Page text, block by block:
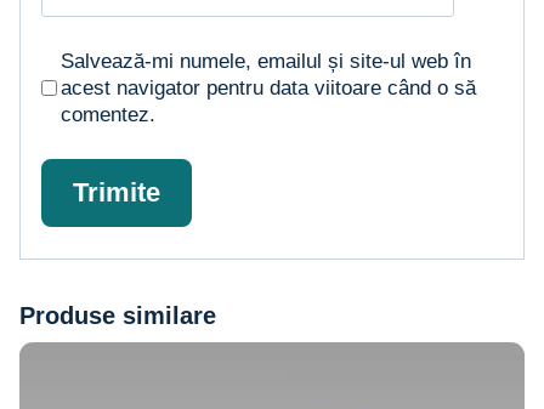
Salvează-mi numele, emailul și site-ul web în
acest navigator pentru data viitoare când o să
comentez.
Produse similare